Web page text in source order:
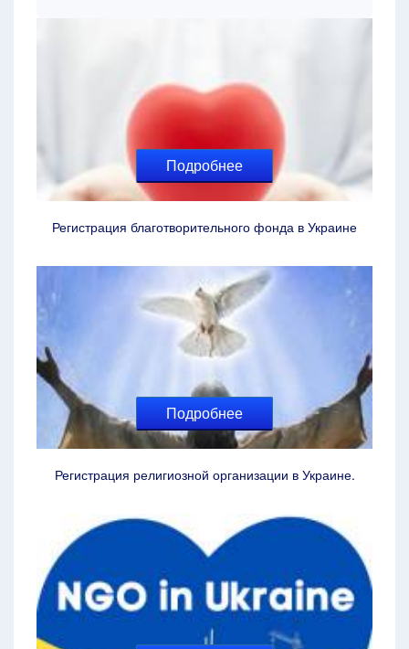
Подробнее
Регистрация благотворительного фонда в Украине
Подробнее
Регистрация религиозной организации в Украине.